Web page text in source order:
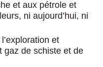
et aux pétrole et
ni aujourd’hui, ni
et
gaz de schiste et de